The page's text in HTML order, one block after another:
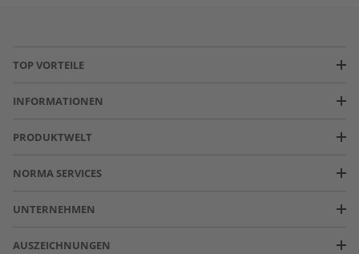
TOP VORTEILE
INFORMATIONEN
PRODUKTWELT
NORMA SERVICES
UNTERNEHMEN
AUSZEICHNUNGEN